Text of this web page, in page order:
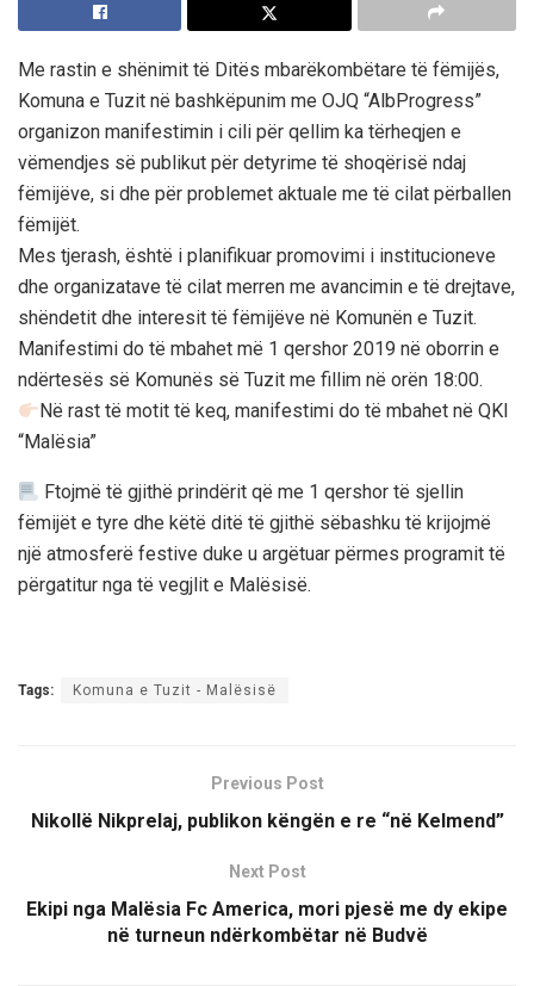
Me rastin e shënimit të Ditës mbarëkombëtare të fëmijës,
Komuna e Tuzit në bashkëpunim me OJQ “AlbProgress”
organizon manifestimin i cili për qellim ka tërheqjen e
vëmendjes së publikut për detyrime të shoqërisë ndaj
fëmijëve, si dhe për problemet aktuale me të cilat përballen
fëmijët.
Mes tjerash, është i planifikuar promovimi i institucioneve
dhe organizatave të cilat merren me avancimin e të drejtave,
shëndetit dhe interesit të fëmijëve në Komunën e Tuzit.
Manifestimi do të mbahet më 1 qershor 2019 në oborrin e
ndërtesës së Komunës së Tuzit me fillim në orën 18:00.
Në rast të motit të keq, manifestimi do të mbahet në QKI
“Malësia”
Ftojmë të gjithë prindërit që me 1 qershor të sjellin
fëmijët e tyre dhe këtë ditë të gjithë sëbashku të krijojmë
një atmosferë festive duke u argëtuar përmes programit të
përgatitur nga të vegjlit e Malësisë.
Tags: Komuna e Tuzit - Malësisë
Previous Post
Nikollë Nikprelaj, publikon këngën e re “në Kelmend”
Next Post
Ekipi nga Malësia Fc America, mori pjesë me dy ekipe
në turneun ndërkombëtar në Budvë